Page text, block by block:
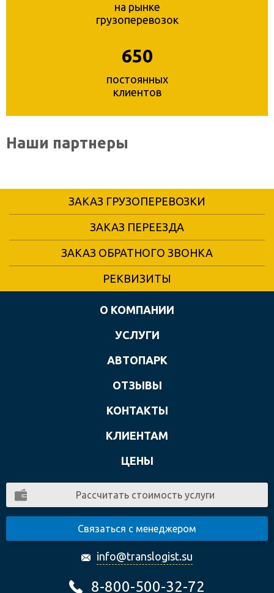
на рынке
грузоперевозок
650
постоянных
клиентов
Наши партнеры
ЗАКАЗ ГРУЗОПЕРЕВОЗКИ
ЗАКАЗ ПЕРЕЕЗДА
ЗАКАЗ ОБРАТНОГО ЗВОНКА
РЕКВИЗИТЫ
О КОМПАНИИ
УСЛУГИ
АВТОПАРК
ОТЗЫВЫ
КОНТАКТЫ
КЛИЕНТАМ
ЦЕНЫ
Рассчитать стоимость услуги
Связаться с менеджером
info@translogist.su
8-800-500-32-72